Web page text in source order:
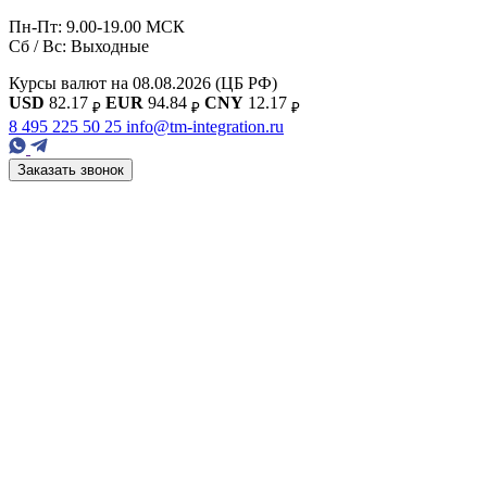
Пн-Пт: 9.00-19.00 МСК
Сб / Вс: Выходные
Курсы валют на 08.08.2026 (ЦБ РФ)
USD 82.17 ₽ EUR 94.84 ₽ CNY 12.17 ₽
8 495 225 50 25 info@tm-integration.ru
Заказать звонок